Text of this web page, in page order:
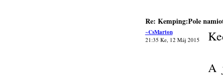
Re: Kemping:Pole
~CsMarton
21:35 Ke, 12 Máj 2015
A